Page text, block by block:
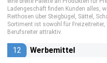
Ladengeschäft finden Kunden alles,
Reithosen über Steigbügel, Sättel,
Sortiment ist sowohl für
Berufsreiter attraktiv.
12 Werbemittel